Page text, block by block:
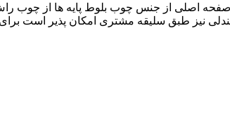
4 نفره (80×120)ر، 6 نفره (80×140) ، 8 نفره (80×160) متریال محصول در صفحه اصلی از
مدل صندلی نیز طبق سلیقه مشتری امکان پذیر است